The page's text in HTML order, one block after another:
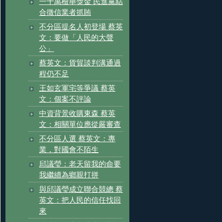
合徵信業者抓賄
不分區提名人初登場 蔡英
文：要做「人民的大聲
公」
蔡英文：貨貿談判溝通過
程仍不足
王如玄軍宅等爭議 蔡英
文：個案不評論
中資背景收購東森 蔡英
文：相關單位應從嚴審查
不分區人選 蔡英文：專
業，對國會不陌生
邱議瑩：老天留我的命要
我繼續為鄉親打拼
與邱議瑩成立聯合競總 蔡
英文：把人民的信任找回
來